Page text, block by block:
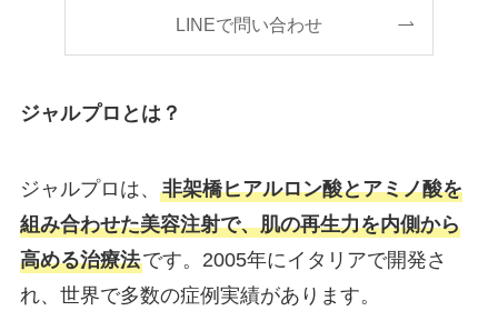
LINEで問い合わせ
ジャルプロとは？
ジャルプロは、 非架橋ヒアルロン酸とアミノ酸を
組み合わせた美容注射で、肌の再生力を内側から
高める治療法です。2005年にイタリアで開発さ
れ、世界で多数の症例実績があります。